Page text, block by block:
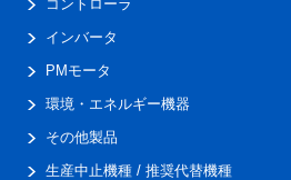
コントローラ
インバータ
PMモータ
環境・エネルギー機器
その他製品
生産中止機種 / 推奨代替機種